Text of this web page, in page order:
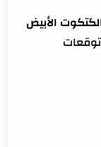
الأبيض